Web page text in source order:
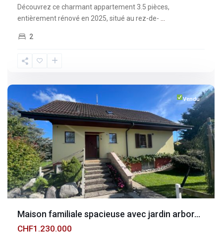
Découvrez ce charmant appartement 3.5 pièces,
entièrement rénové en 2025, situé au rez-de-
2
Fribourg
devant-
Vendu
Maison familiale spacieuse avec jardin arbor...
CHF1.230.000